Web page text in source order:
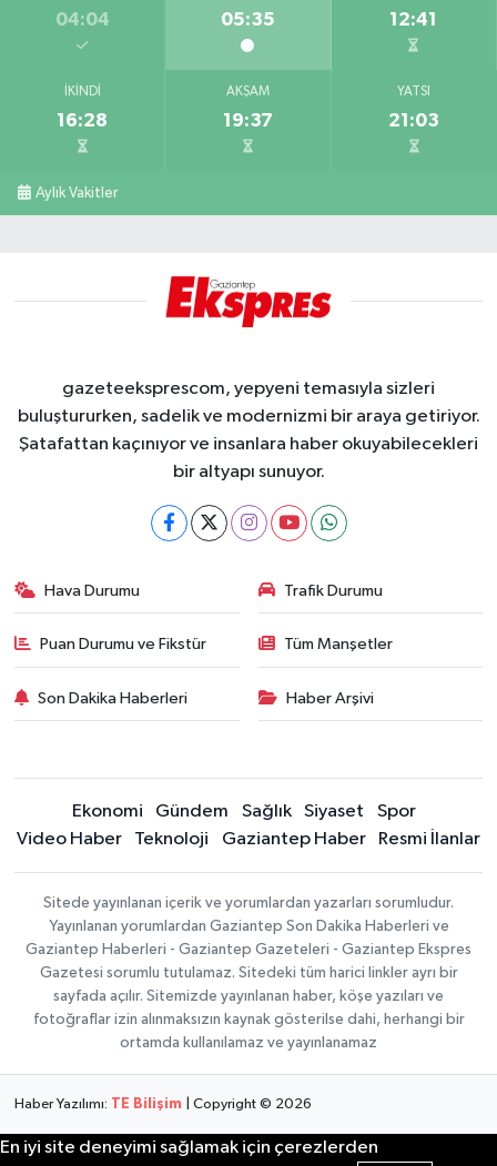
04:04 05:35 12:41
İKINDI
16:28
AKŞAM
19:37
YATSI
21:03
Aylık Vakitler
gazeteeksprescom, yepyeni temasıyla sizleri
buluştururken, sadelik ve modernizmi bir araya getiriyor.
Şatafattan kaçınıyor ve insanlara haber okuyabilecekleri
bir altyapı sunuyor.
Hava Durumu Trafik Durumu
Puan Durumu ve Fikstür Tüm Manşetler
Son Dakika Haberleri Haber Arşivi
Ekonomi Gündem Sağlık Siyaset
Spor
Video Haber
Teknoloji Gaziantep Haber Resmi İlanlar
Sitede yayınlanan içerik ve yorumlardan yazarları sorumludur.
Yayınlanan yorumlardan Gaziantep Son Dakika Haberleri ve
Gaziantep Haberleri - Gaziantep Gazeteleri - Gaziantep Ekspres
Gazetesi sorumlu tutulamaz. Sitedeki tüm harici linkler ayrı bir
sayfada açılır. Sitemizde yayınlanan haber, köşe yazıları ve
fotoğraflar izin alınmaksızın kaynak gösterilse dahi, herhangi bir
ortamda kullanılamaz ve yayınlanamaz
Haber Yazılımı: TE Bilişim | Copyright © 2026
En iyi site deneyimi sağlamak için çerezlerden